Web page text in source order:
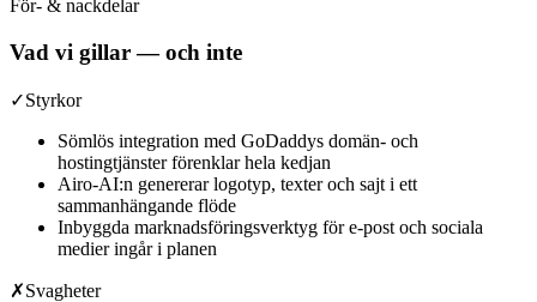
För- & nackdelar
Vad vi gillar — och inte
✓Styrkor
Sömlös integration med GoDaddys domän- och
hostingtjänster förenklar hela kedjan
Airo-AI:n genererar logotyp, texter och sajt i ett
sammanhängande flöde
Inbyggda marknadsföringsverktyg för e-post och sociala
medier ingår i planen
✗Svagheter